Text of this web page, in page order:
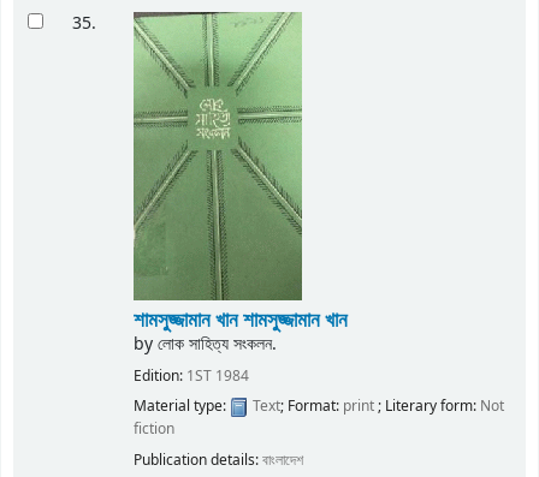
35.
শামসুজ্জামান খানশামসুজ্জামান খান
byলোক সাহিত্য সংকলন.
Edition: 1ST 1984
Material type:
Text; Format: print; Literary form: Not
fiction
Publication details:বাংলাদেশ